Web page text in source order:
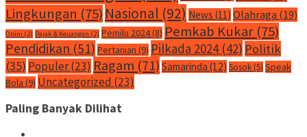
Lingkungan (75) Nasional (92) News (11) Olahraga (19)
Opini (2) Pajak & Keuangan (2) Pemilu 2024(8) Pemkab Kukar (75)
Pendidikan (51) Pertanian (9) Pilkada 2024(42) Politik
(35) Populer(23) Ragam (71) Samarinda (12) Sosok(5) Speak
Bola (9) Uncategorized (23)
Paling Banyak Dilihat